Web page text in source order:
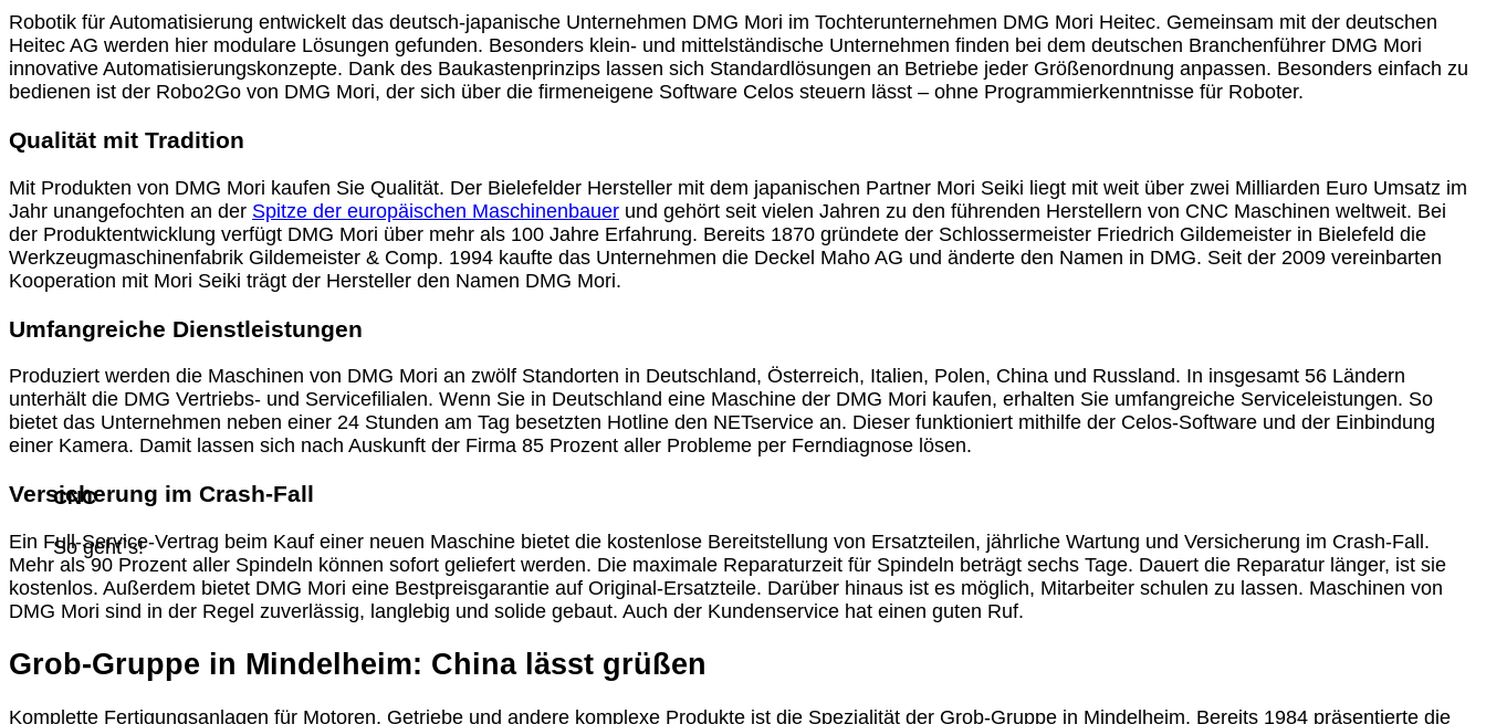
CNC
So geht`s!
Robotik für Automatisierung entwickelt das deutsch-japanische Unternehmen DMG Mori im Tochterunternehmen DMG Mori Heitec. Gemeinsam mit der deutschen
Heitec AG werden hier modulare Lösungen gefunden. Besonders klein- und mittelständische Unternehmen finden bei dem deutschen Branchenführer DMG Mori
innovative Automatisierungskonzepte. Dank des Baukastenprinzips lassen sich Standardlösungen an Betriebe jeder Größenordnung anpassen. Besonders einfach zu
bedienen ist der Robo2Go von DMG Mori, der sich über die firmeneigene Software Celos steuern lässt – ohne Programmierkenntnisse für Roboter.
Qualität mit Tradition
Mit Produkten von DMG Mori kaufen Sie Qualität. Der Bielefelder Hersteller mit dem japanischen Partner Mori Seiki liegt mit weit über zwei Milliarden Euro Umsatz im
Jahr unangefochten an der Spitze der europäischen Maschinenbauer und gehört seit vielen Jahren zu den führenden Herstellern von CNC Maschinen weltweit. Bei
der Produktentwicklung verfügt DMG Mori über mehr als 100 Jahre Erfahrung. Bereits 1870 gründete der Schlossermeister Friedrich Gildemeister in Bielefeld die
Werkzeugmaschinenfabrik Gildemeister & Comp. 1994 kaufte das Unternehmen die Deckel Maho AG und änderte den Namen in DMG. Seit der 2009 vereinbarten
Kooperation mit Mori Seiki trägt der Hersteller den Namen DMG Mori.
Umfangreiche Dienstleistungen
Produziert werden die Maschinen von DMG Mori an zwölf Standorten in Deutschland, Österreich, Italien, Polen, China und Russland. In insgesamt 56 Ländern
unterhält die DMG Vertriebs- und Servicefilialen. Wenn Sie in Deutschland eine Maschine der DMG Mori kaufen, erhalten Sie umfangreiche Serviceleistungen. So
bietet das Unternehmen neben einer 24 Stunden am Tag besetzten Hotline den NETservice an. Dieser funktioniert mithilfe der Celos-Software und der Einbindung
einer Kamera. Damit lassen sich nach Auskunft der Firma 85 Prozent aller Probleme per Ferndiagnose lösen.
Versicherung im Crash-Fall
Ein Full-Service-Vertrag beim Kauf einer neuen Maschine bietet die kostenlose Bereitstellung von Ersatzteilen, jährliche Wartung und Versicherung im Crash-Fall.
Mehr als 90 Prozent aller Spindeln können sofort geliefert werden. Die maximale Reparaturzeit für Spindeln beträgt sechs Tage. Dauert die Reparatur länger, ist sie
kostenlos. Außerdem bietet DMG Mori eine Bestpreisgarantie auf Original-Ersatzteile. Darüber hinaus ist es möglich, Mitarbeiter schulen zu lassen. Maschinen von
DMG Mori sind in der Regel zuverlässig, langlebig und solide gebaut. Auch der Kundenservice hat einen guten Ruf.
Grob-Gruppe in Mindelheim: China lässt grüßen
Komplette Fertigungsanlagen für Motoren, Getriebe und andere komplexe Produkte ist die Spezialität der Grob-Gruppe in Mindelheim. Bereits 1984 präsentierte die